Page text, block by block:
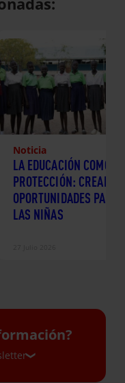
Noticia
LA EDUCACIÓN COMO
PROTECCIÓN: CREANDO
OPORTUNIDADES PARA
LAS NIÑAS